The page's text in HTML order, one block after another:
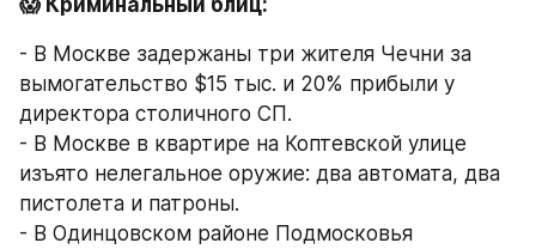
😱 Криминальный блиц:
- В Москве задержаны три жителя Чечни за
вымогательство $15 тыс. и 20% прибыли у
директора столичного СП.
- В Москве в квартире на Коптевской улице
изъято нелегальное оружие: два автомата, два
пистолета и патроны.
- В Одинцовском районе Подмосковья